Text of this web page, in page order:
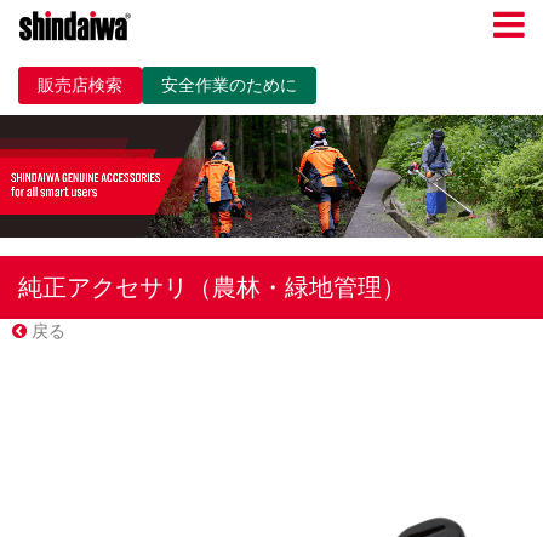
販売店検索 安全作業のために
純正アクセサリ（農林・緑地管理）
戻る